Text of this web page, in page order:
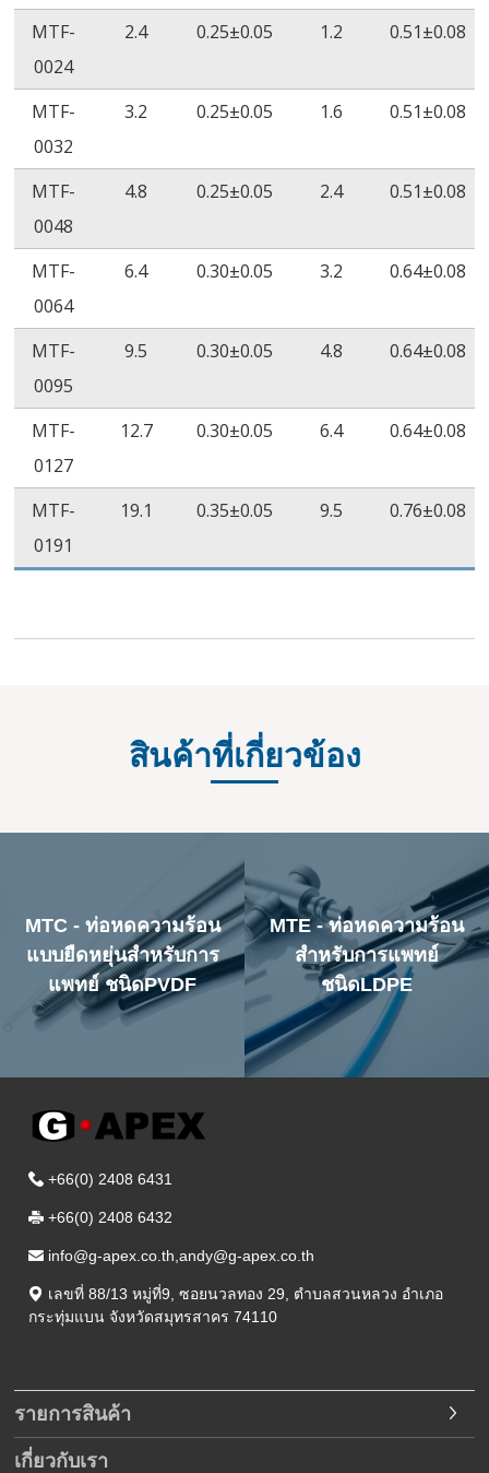
เปอร์เซ็นต์การยืด
ตัว ณ จุดขาด
≥120%
ASTM
ความยืดหยุ่นใน
อุณหภูมิต่ำ
ไม่มีการแตก
ASTM
(-55˚C/4
คุณสมบัติของฉนวนไฟฟ้าที่ดีเยี่ยม
ฆ่าเชื้อด้วยรังสีแกมมา (y) และเอทิลีนออกไซด์ (ETO)
MTF-
0024
2.4 0.25±0.05 1.2 0.51±0.08
MTF-
0032
3.2 0.25±0.05 1.6 0.51±0.08
MTF-
0048
4.8 0.25±0.05 2.4 0.51±0.08
MTF-
0064
6.4 0.30±0.05 3.2 0.64±0.08
MTF-
0095
9.5 0.30±0.05 4.8 0.64±0.08
MTF-
0127
12.7 0.30±0.05 6.4 0.64±0.08
MTF-
0191
19.1 0.35±0.05 9.5 0.76±0.08
สินค้าที่เกี่ยวข้อง
MTC - ท่อหดความร้อน
แบบยืดหยุ่นสำหรับการ
แพทย์ ชนิดPVDF
MTE - ท่อหดความร้อน
สำหรับการแพทย์
ชนิดLDPE
+66(0) 2408 6431
+66(0) 2408 6432
info@g-apex.co.th,andy@g-apex.co.th
เลขที่ 88/13 หมู่ที่9 ,ซอยนวลทอง 29
ตำบลสวนหลวง อำเภอ
กระทุ่มแบน จังหวัดสมุทรสาคร 74110
รายการสินค้า
เกี่ยวกับเรา